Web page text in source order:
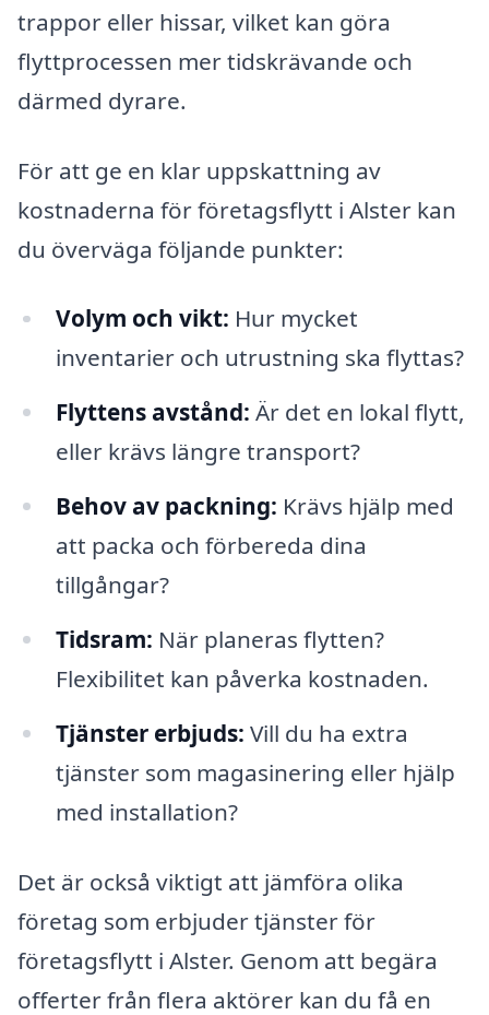
trappor eller hissar, vilket kan göra
flyttprocessen mer tidskrävande och
därmed dyrare.
För att ge en klar uppskattning av
kostnaderna för företagsflytt i Alster kan
du överväga följande punkter:
Volym och vikt: Hur mycket
inventarier och utrustning ska flyttas?
Flyttens avstånd: Är det en lokal flytt,
eller krävs längre transport?
Behov av packning: Krävs hjälp med
att packa och förbereda dina
tillgångar?
Tidsram: När planeras flytten?
Flexibilitet kan påverka kostnaden.
Tjänster erbjuds: Vill du ha extra
tjänster som magasinering eller hjälp
med installation?
Det är också viktigt att jämföra olika
företag som erbjuder tjänster för
företagsflytt i Alster. Genom att begära
offerter från flera aktörer kan du få en